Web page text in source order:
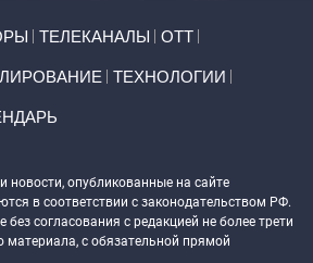
ТЕЛЕКАНАЛЫ ОТТ
ТЕХНОЛОГИИ
новости, опубликованные на сайте
в соответствии с законодательством РФ.
без согласования с редакцией не более трети
материала, с обязательной прямой